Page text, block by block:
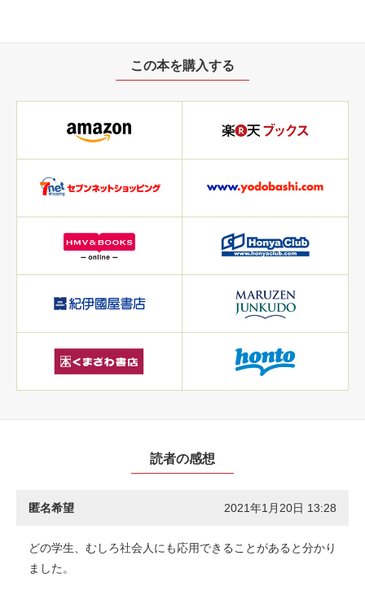
この本を購入する
読者の感想
匿名希望 2021年1月20日 13:28
どの学生、むしろ社会人にも応用できることがあると分かり
ました。